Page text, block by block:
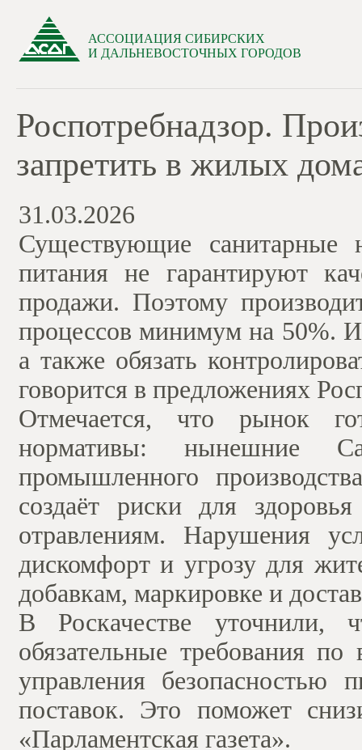
АССОЦИАЦИЯ СИБИРСКИХ
И ДАЛЬНЕВОСТОЧНЫХ ГОРОДОВ
Роспотребнадзор.
запретить в жилых
31.03.2026
Существующие санитарные
питания не гарантируют
продажи. Поэтому
процессов минимум на 50%.
а также обязать
говорится в предложениях
Отмечается, что рынок
нормативы: нынешние
промышленного
создаёт риски для
отравлениям. Нарушения
дискомфорт и угрозу для
добавкам, маркировке и
В Роскачестве
обязательные требования
управления
поставок. Это поможет
«Парламентская газета».